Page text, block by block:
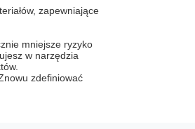
zapewniające
mniejsze ryzyko
w narzędzia
zdefiniować